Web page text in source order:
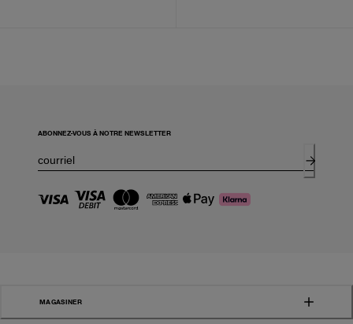
ABONNEZ-VOUS À NOTRE NEWSLETTER
MAGASINER